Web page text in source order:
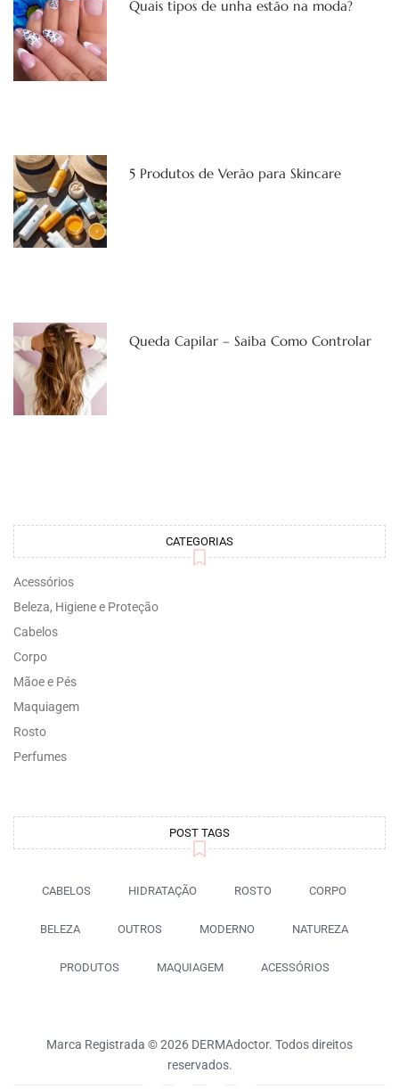
Quais tipos de unha estão na moda?
5 Produtos de Verão para Skincare
Queda Capilar – Saiba Como Controlar
CATEGORIAS
Acessórios
Beleza, Higiene e Proteção
Cabelos
Corpo
Mãoe e Pés
Maquiagem
Rosto
Perfumes
POST TAGS
CABELOS HIDRATAÇÃO ROSTO CORPO
BELEZA OUTROS MODERNO NATUREZA
PRODUTOS MAQUIAGEM ACESSÓRIOS
Marca Registrada © 2026 DERMAdoctor. Todos direitos
reservados.